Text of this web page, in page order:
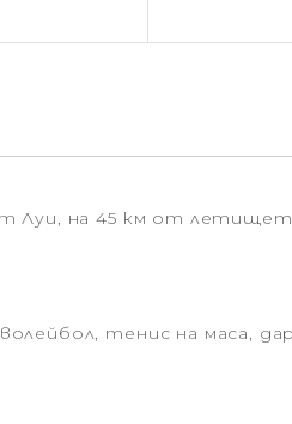
Луи, на 45 км от
тенис на маса,